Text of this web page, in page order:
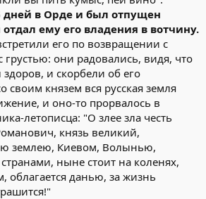
в Орде и был отпущен
ему его владения в вотчину.
его по возвращении с
грустью: они радовались, видя, что
и скорбели об его
своим князем вся русская земля
и оно-то прорвалось в
летописца: "О злее зла честь
князь великий,
землею, Киевом, Волынью,
ныне стоит на коленях,
облагается данью, за жизнь